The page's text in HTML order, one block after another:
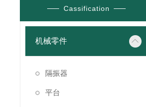
Cassification
机械零件
隔振器
平台